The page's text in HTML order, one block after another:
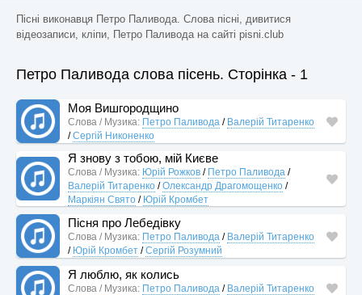
Пісні виконавця Петро Паливода. Слова пісні, дивитися
відеозаписи, кліпи, Петро Паливода на сайті pisni.club
Петро Паливода слова пісень. Сторінка - 1
Моя Вишгородщино
Слова / Музика: Петро Паливода / Валерій Титаренко
/Сергій Никоненко
Я знову з тобою, мій Києве
Слова / Музика: Юрій Рожков / Петро Паливода /
Валерій Титаренко /Олександр Драгомощенко /
Маркіян Свято / Юрій Кромбет
Пісня про Лебедівку
Слова / Музика: Петро Паливода / Валерій Титаренко
/ Юрій Кромбет /Сергій Розумний
Я люблю, як колись
Слова / Музика: Петро Паливода / Валерій Титаренко